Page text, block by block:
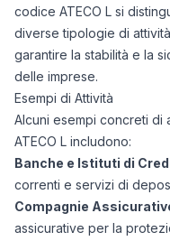
codice ATECO L si
diverse tipologie di
garantire la stabilità e la
delle imprese.
Esempi di Attività
Alcuni esempi concreti di
ATECO L includono:
Banche e Istituti di
correnti e servizi di
Compagnie
assicurative per la